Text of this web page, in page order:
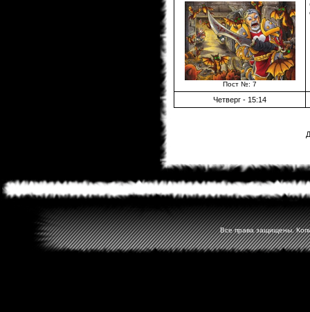
Пост №: 7
Четверг - 15:14
Все права защищены.